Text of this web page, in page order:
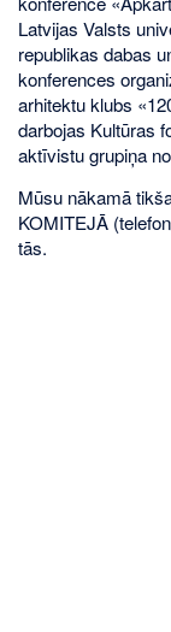
Latvijas Valsts
republikas dabas
konferences
arhitektu klubs
darbojas Kultūras
aktīvistu grupiņa
Mūsu nākamā
KOMITEJĀ
tās.